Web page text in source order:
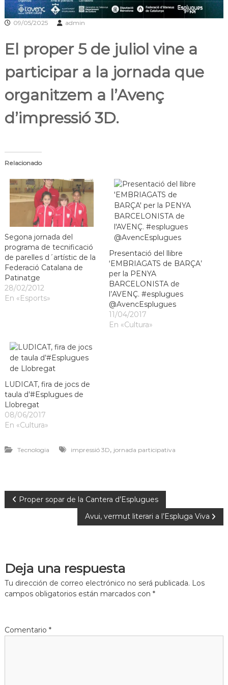
a
t
09/05/2025 admin
El proper 5 de juliol vine a
participar a la jornada que
organitzem a l’Avenç
d’impressió 3D.
Relacionado
Segona jornada del
programa de tecnificació
de parelles d´artístic de la
Federació Catalana de
Patinatge
28/02/2012
En «Esports»
Presentació del llibre
‘EMBRIAGATS de BARÇA’
per la PENYA
BARCELONISTA de
l’AVENÇ. #esplugues
@AvencEsplugues
11/04/2017
En «Cultura»
LUDICAT, fira de jocs de
taula d’#Esplugues de
Llobregat
08/06/2017
En «Cultura»
Tecnologia impressió 3D, jornada participativa
Proper sopar de la Cantera d’Esplugues
Avui, vermut literari a l’Espluga Viva
Deja una respuesta
Tu dirección de correo electrónico no será publicada. Los
campos obligatorios están marcados con *
Comentario *